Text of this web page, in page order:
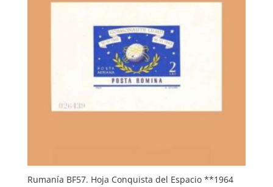
Rumanía BF57. Hoja Conquista del Espacio **1964